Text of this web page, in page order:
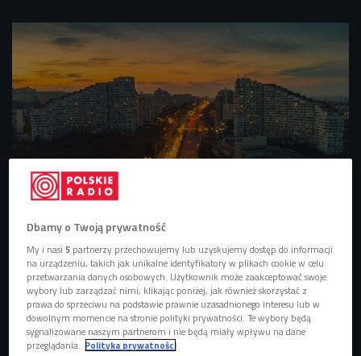
Kiszyniów, Mołdawia Foto: Shutterstock.com/Pelin Nathalia
Przewodnik po betonie
Pojawił się w latach 40. ubiegłego wieku i był
najsurowszym z kierunków nowoczesnej architektury. Dla
entuzjastów brutalizmu Kiszyniów jest idealnym miejscem
do zwiedzania. - Kiszyniów w trakcie wojny został prawie w
Dbamy o Twoją prywatność
My i nasi5 partnerzy przechowujemy lub uzyskujemy dostęp do informacji
na urządzeniu, takich jak unikalne identyfikatory w plikach cookie w celu
przetwarzania danych osobowych. Użytkownik może zaakceptować swoje
wybory lub zarządzać nimi, klikając poniżej, jak również skorzystać z
prawa do sprzeciwu na podstawie prawnie uzasadnionego interesu lub w
dowolnym momencie na stronie polityki prywatności. Te wybory będą
sygnalizowane naszym partnerom i nie będą miały wpływu na dane
przeglądania. Polityka prywatności